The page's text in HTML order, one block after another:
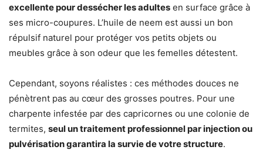
excellente pour dessécher les adultes en surface grâce à
ses micro-coupures. L’huile de neem est aussi un bon
répulsif naturel pour protéger vos petits objets ou
meubles grâce à son odeur que les femelles détestent.
Cependant, soyons réalistes : ces méthodes douces ne
pénètrent pas au cœur des grosses poutres. Pour une
charpente infestée par des capricornes ou une colonie de
termites, seul un traitement professionnel par injection ou
pulvérisation garantira la survie de votre structure.